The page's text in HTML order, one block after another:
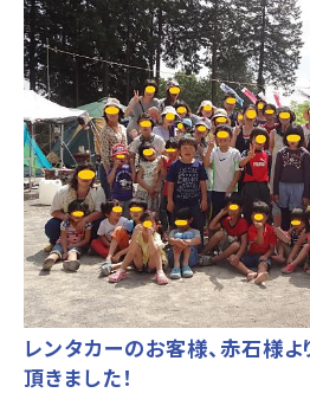
レンタカーのお客様、赤石様
頂きました！